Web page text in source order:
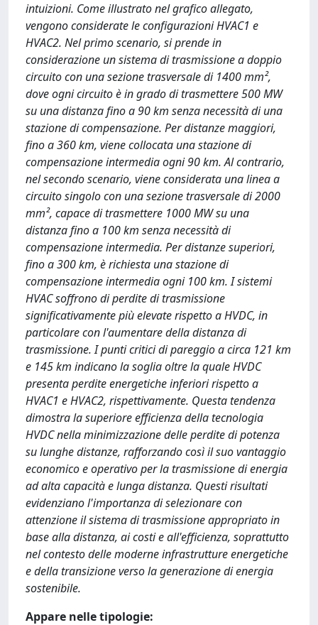
intuizioni. Come illustrato nel grafico allegato,
vengono considerate le configurazioni HVAC1 e
HVAC2. Nel primo scenario, si prende in
considerazione un sistema di trasmissione a doppio
circuito con una sezione trasversale di 1400 mm²,
dove ogni circuito è in grado di trasmettere 500 MW
su una distanza fino a 90 km senza necessità di una
stazione di compensazione. Per distanze maggiori,
fino a 360 km, viene collocata una stazione di
compensazione intermedia ogni 90 km. Al contrario,
nel secondo scenario, viene considerata una linea a
circuito singolo con una sezione trasversale di 2000
mm², capace di trasmettere 1000 MW su una
distanza fino a 100 km senza necessità di
compensazione intermedia. Per distanze superiori,
fino a 300 km, è richiesta una stazione di
compensazione intermedia ogni 100 km. I sistemi
HVAC soffrono di perdite di trasmissione
significativamente più elevate rispetto a HVDC, in
particolare con l'aumentare della distanza di
trasmissione. I punti critici di pareggio a circa 121 km
e 145 km indicano la soglia oltre la quale HVDC
presenta perdite energetiche inferiori rispetto a
HVAC1 e HVAC2, rispettivamente. Questa tendenza
dimostra la superiore efficienza della tecnologia
HVDC nella minimizzazione delle perdite di potenza
su lunghe distanze, rafforzando così il suo vantaggio
economico e operativo per la trasmissione di energia
ad alta capacità e lunga distanza. Questi risultati
evidenziano l'importanza di selezionare con
attenzione il sistema di trasmissione appropriato in
base alla distanza, ai costi e all'efficienza, soprattutto
nel contesto delle moderne infrastrutture energetiche
e della transizione verso la generazione di energia
sostenibile.
Appare nelle tipologie: